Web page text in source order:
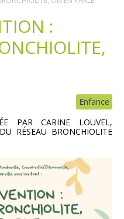
:
Enfance
PAR CARINE LOUVEL,
RÉSEAU BRONCHIOLITE